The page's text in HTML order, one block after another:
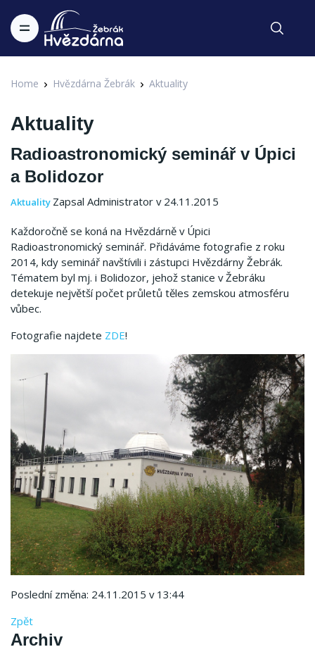
Home Hvězdárna Žebrák Aktuality
Aktuality
Radioastronomický seminář v Úpici
a Bolidozor
Aktuality Zapsal Administrator v 24.11.2015
Každoročně se koná na Hvězdárně v Úpici
Radioastronomický seminář. Přidáváme fotografie z roku
2014, kdy seminář navštívili i zástupci Hvězdárny Žebrák.
Tématem byl mj. i Bolidozor, jehož stanice v Žebráku
detekuje největší počet průletů těles zemskou atmosféru
vůbec.
Fotografie najdete ZDE!
Poslední změna: 24.11.2015 v 13:44
Zpět
Archiv